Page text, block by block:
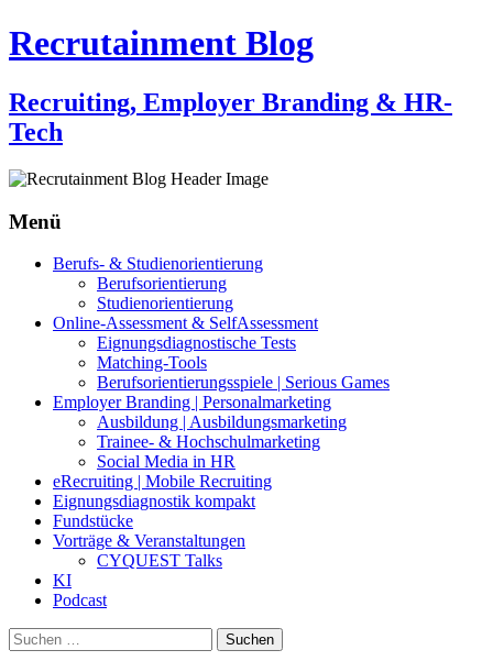
Recrutainment Blog
Recruiting, Employer Branding & HR-
Tech
Menü
Zum
Berufs- & Studienorientierung
Berufsorientierung
Studienorientierung
Online-Assessment & SelfAssessment
Eignungsdiagnostische Tests
Matching-Tools
Berufsorientierungsspiele | Serious Games
Employer Branding | Personalmarketing
Ausbildung | Ausbildungsmarketing
Trainee- & Hochschulmarketing
Social Media in HR
eRecruiting | Mobile Recruiting
Eignungsdiagnostik kompakt
Fundstücke
Vorträge & Veranstaltungen
CYQUEST Talks
KI
Podcast
Suchen
nach: